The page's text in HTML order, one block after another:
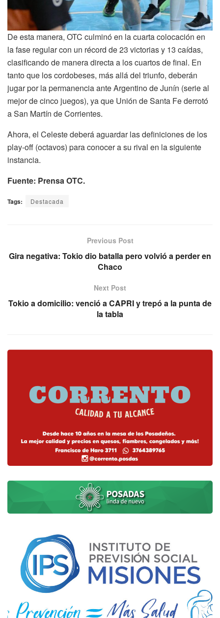
De esta manera, OTC culminó en la cuarta colocación en
la fase regular con un récord de 23 victorias y 13 caídas,
clasificando de manera directa a los cuartos de final. En
tanto que los cordobeses, más allá del triunfo, deberán
jugar por la permanencia ante Argentino de Junín (serie al
mejor de cinco juegos), ya que Unión de Santa Fe derrotó
a San Martín de Corrientes.
Ahora, el Celeste deberá aguardar las definiciones de los
play-off (octavos) para conocer a su rival en la siguiente
instancia.
Fuente: Prensa OTC.
Tags: Destacada
Previous Post
Gira negativa: Tokio dio batalla pero volvió a perder en
Chaco
Next Post
Tokio a domicilio: venció a CAPRI y trepó a la punta de
la tabla